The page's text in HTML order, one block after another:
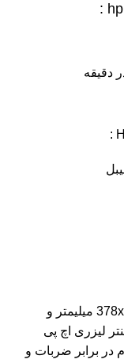
:
:
این پرینتر لیزری تک کاره با ابعاد 378x198x22 میلیمتر و
لیزری اچ پی
در برابر ضربات و